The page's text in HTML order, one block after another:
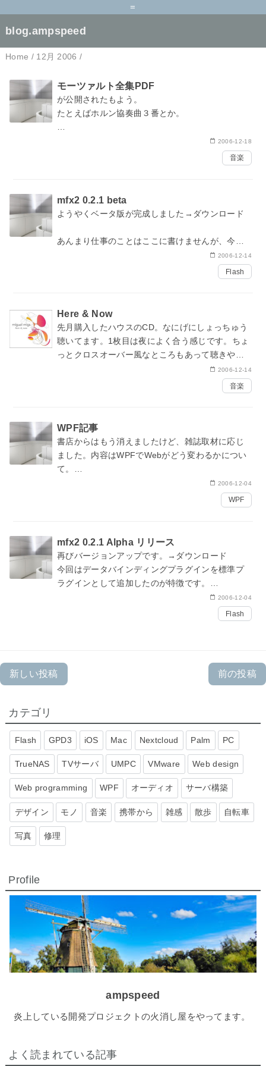
=
blog.ampspeed
Home / 12月 2006 /
モーツァルト全集PDF
が公開 されたもよう。
たとえばホルン協奏曲３番とか。
というXMLフォー
2006-12-18
音楽
mfx2 0.2.1 beta
ようやくベータ版が完成しました→ ダウンロード
あんまり仕事のことはここに書けませんが、今こ
のライブラリを使って規模が大きめなプロジェク
ベータ版のライブラリいいつつも、商用サイト製
2006-12-14
Flash
Here & Now
先月購入したハウスのCD。なにげにしょっちゅう
聴いてます。1枚目は夜によく合う感じです。ちょ
っとクロスオーバー風なところもあって聴きやす
く、ハウスを普段聴く機会が少ない方にもこのご
2006-12-14
音楽
WPF記事
書店からはもう消えましたけど、 雑誌取材に応じ
ました。 内容はWPFでWebがどう変わるかについ
て。
結局のところどの技術が流行るかは市場が決めま
すから。そういう意味でもパソコン専門誌ではな
2006-12-04
WPF
mfx2 0.2.1 Alpha リリース
再びバージョンアップです。→ ダウンロード
今回はデータバインディングプラグインを標準プ
ラグインとして追加したのが特徴です。
ActionScriptはObject.watch()メソッドで変数の変
2006-12-04
Flash
新しい投稿 前の投稿
カテゴリ
Flash GPD3 iOS Mac Nextcloud Palm PC
TrueNAS TVサーバ UMPC VMware Web design
Web programming WPF オーディオ サーバ構築
デザイン モノ 音楽 携帯から 雑感 散歩 自転車
写真 修理
Profile
ampspeed
炎上している開発プロジェクトの火消し屋をやってます。
よく読まれている記事